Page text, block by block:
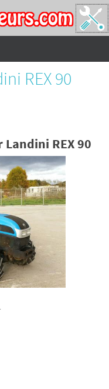
REX 90
REX 90